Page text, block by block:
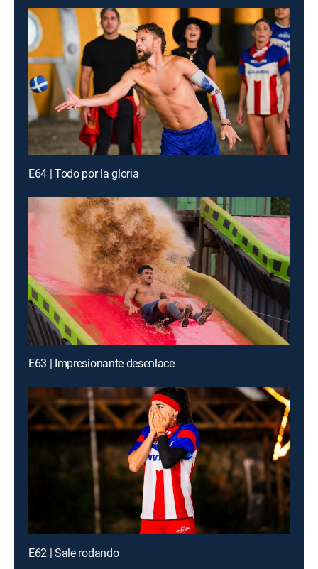
E64 | Todo por la gloria
E63 | Impresionante desenlace
E62 | Sale rodando